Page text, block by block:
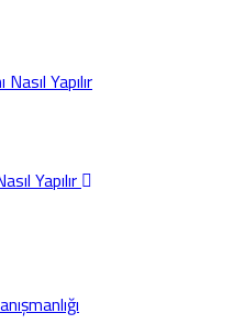
Yapılır
Yapılır